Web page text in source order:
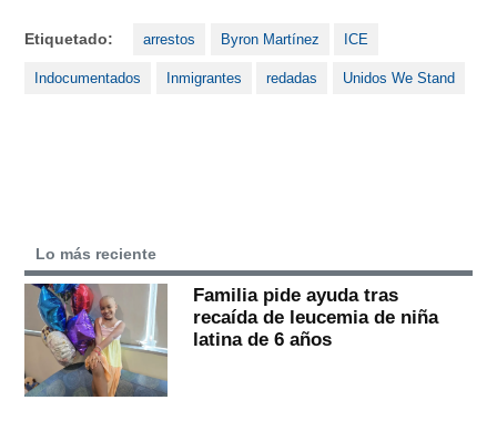
Etiquetado: arrestos Byron Martínez ICE
Indocumentados Inmigrantes redadas Unidos We Stand
Lo más reciente
Familia pide ayuda tras
recaída de leucemia de niña
latina de 6 años